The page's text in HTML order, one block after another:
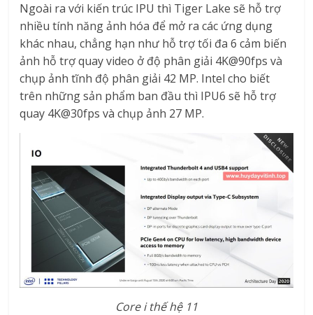
Ngoài ra với kiến trúc IPU thì Tiger Lake sẽ hỗ trợ
nhiều tính năng ảnh hóa để mở ra các ứng dụng
khác nhau, chẳng hạn như hỗ trợ tối đa 6 cảm biến
ảnh hỗ trợ quay video ở độ phân giải 4K@90fps và
chụp ảnh tĩnh độ phân giải 42 MP. Intel cho biết
trên những sản phẩm ban đầu thì IPU6 sẽ hỗ trợ
quay 4K@30fps và chụp ảnh 27 MP.
Core i thế hệ 11